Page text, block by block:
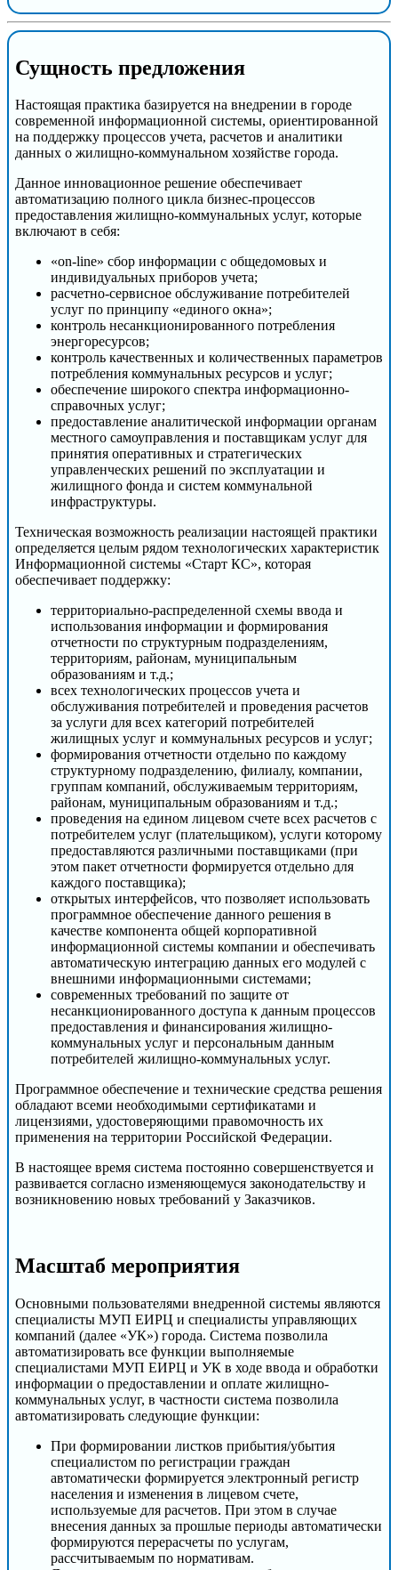
Сущность предложения
Настоящая практика базируется на внедрении в городе
современной информационной системы, ориентированной
на поддержку процессов учета, расчетов и аналитики
данных о жилищно-коммунальном хозяйстве города.
Данное инновационное решение обеспечивает
автоматизацию полного цикла бизнес-процессов
предоставления жилищно-коммунальных услуг, которые
включают в себя:
«on-line» сбор информации с общедомовых и
индивидуальных приборов учета;
расчетно-сервисное обслуживание потребителей
услуг по принципу «единого окна»;
контроль несанкционированного потребления
энергоресурсов;
контроль качественных и количественных параметров
потребления коммунальных ресурсов и услуг;
обеспечение широкого спектра информационно-
справочных услуг;
предоставление аналитической информации органам
местного самоуправления и поставщикам услуг для
принятия оперативных и стратегических
управленческих решений по эксплуатации и
жилищного фонда и систем коммунальной
инфраструктуры.
Техническая возможность реализации настоящей практики
определяется целым рядом технологических характеристик
Информационной системы «Старт КС», которая
обеспечивает поддержку:
территориально-распределенной схемы ввода и
использования информации и формирования
отчетности по структурным подразделениям,
территориям, районам, муниципальным
образованиям и т.д.;
всех технологических процессов учета и
обслуживания потребителей и проведения расчетов
за услуги для всех категорий потребителей
жилищных услуг и коммунальных ресурсов и услуг;
формирования отчетности отдельно по каждому
структурному подразделению, филиалу, компании,
группам компаний, обслуживаемым территориям,
районам, муниципальным образованиям и т.д.;
проведения на едином лицевом счете всех расчетов с
потребителем услуг (плательщиком), услуги которому
предоставляются различными поставщиками (при
этом пакет отчетности формируется отдельно для
каждого поставщика);
открытых интерфейсов, что позволяет использовать
программное обеспечение данного решения в
качестве компонента общей корпоративной
информационной системы компании и обеспечивать
автоматическую интеграцию данных его модулей с
внешними информационными системами;
современных требований по защите от
несанкционированного доступа к данным процессов
предоставления и финансирования жилищно-
коммунальных услуг и персональным данным
потребителей жилищно-коммунальных услуг.
Программное обеспечение и технические средства решения
обладают всеми необходимыми сертификатами и
лицензиями, удостоверяющими правомочность их
применения на территории Российской Федерации.
В настоящее время система постоянно совершенствуется и
развивается согласно изменяющемуся законодательству и
возникновению новых требований у Заказчиков.
Масштаб мероприятия
Основными пользователями внедренной системы являются
специалисты МУП ЕИРЦ и специалисты управляющих
компаний (далее «УК») города. Система позволила
автоматизировать все функции выполняемые
специалистами МУП ЕИРЦ и УК в ходе ввода и обработки
информации о предоставлении и оплате жилищно-
коммунальных услуг, в частности система позволила
автоматизировать следующие функции:
При формировании листков прибытия/убытия
специалистом по регистрации граждан
автоматически формируется электронный регистр
населения и изменения в лицевом счете,
используемые для расчетов. При этом в случае
внесения данных за прошлые периоды автоматически
формируются перерасчеты по услугам,
рассчитываемым по нормативам.